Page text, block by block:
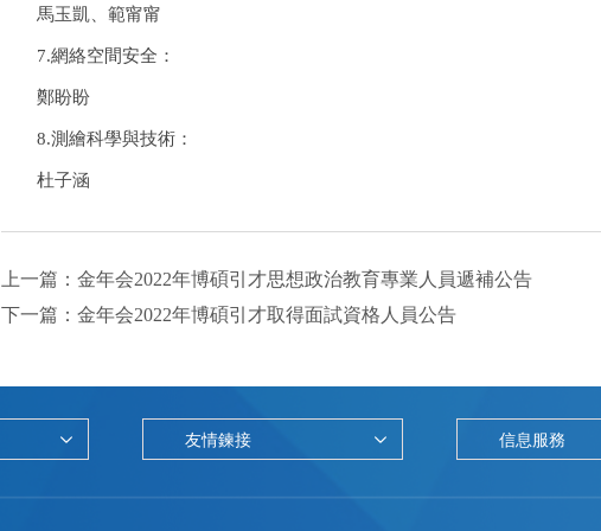
馬玉凱、範甯甯
7.網絡空間安全：
鄭盼盼
8.測繪科學與技術：
杜子涵
上一篇： 金年会2022年博碩引才思想政治教育專業人員遞補公告
下一篇： 金年会2022年博碩引才取得面試資格人員公告
友情鍊接 信息服務